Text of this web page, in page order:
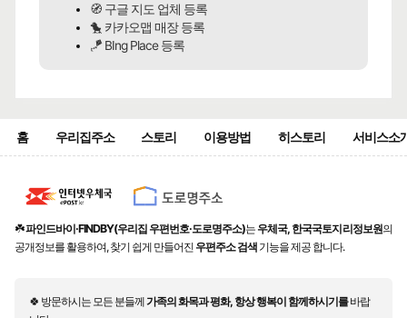
🧭 구글 지도 업체 등록
🐤 카카오맵 매장 등록
🪁 BIng Place 등록
홈 우리집주소 스토리 이용방법 히스토리 서비스소
☘️파인드바이·FINDBY(우리집 우편번호·도로명주소)는 우체국, 한국국토지리정보원의
공개정보를 활용하여, 찾기 쉽게 만들어진 우편주소 검색 기능을 제공 합니다.
🍀 방문하시는 모든 분들께가족의 화목과 평화, 항상 행복이 함께하시기를바랍